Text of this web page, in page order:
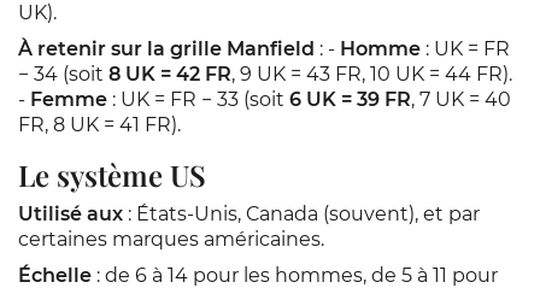
UK).
À retenir sur la grille Manfield : - Homme : UK = FR
− 34 (soit 8 UK = 42 FR, 9 UK = 43 FR, 10 UK = 44 FR).
- Femme : UK = FR − 33 (soit 6 UK = 39 FR, 7 UK = 40
FR, 8 UK = 41 FR).
Le système US
Utilisé aux : États-Unis, Canada (souvent), et par
certaines marques américaines.
Échelle : de 6 à 14 pour les hommes, de 5 à 11 pour